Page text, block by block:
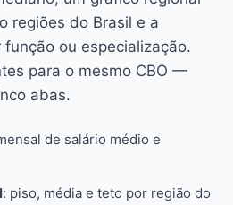
regiões do Brasil e a
ou especialização.
para o mesmo CBO —
abas.
de salário médio e
: piso, média e teto por região do